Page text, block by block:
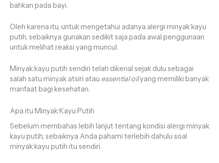
bahkan pada bayi.
Oleh karena itu, untuk mengetahui adanya alergi minyak kayu
putih, sebaiknya gunakan sedikit saja pada awal penggunaan
untuk melihat reaksi yang muncul.
Minyak kayu putih sendiri telah dikenal sejak dulu sebagai
salah satu minyak atsiri atau essential oilyang memiliki banyak
manfaat bagi kesehatan.
Apa itu Minyak Kayu Putih
Sebelum membahas lebih lanjut tentang kondisi alergi minyak
kayu putih, sebaiknya Anda pahami terlebih dahulu soal
minyak kayu putih itu sendiri.